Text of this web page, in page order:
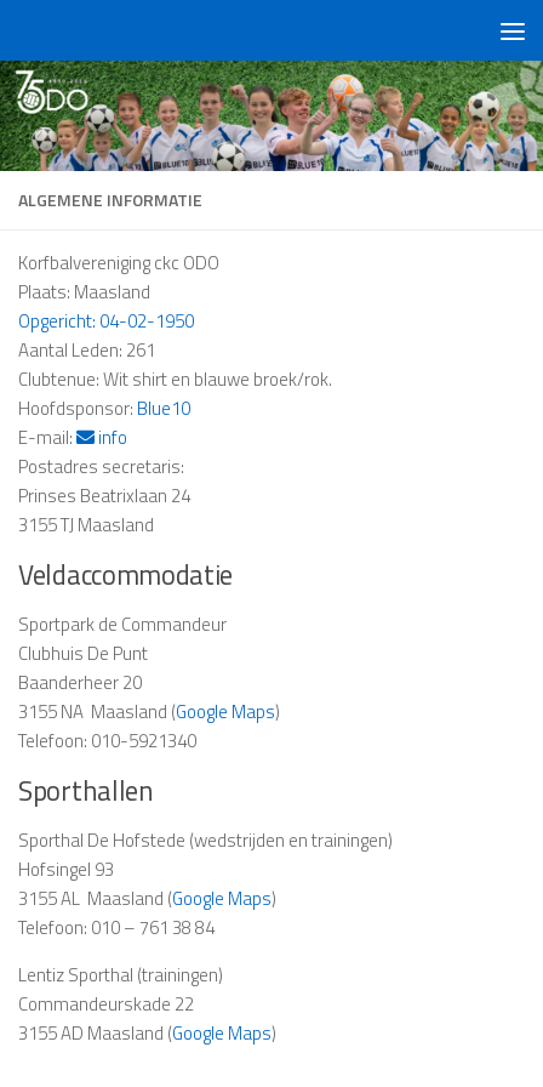
ALGEMENE INFORMATIE
Korfbalvereniging ckc ODO
Plaats: Maasland
Opgericht: 04-02-1950
Aantal Leden: 261
Clubtenue: Wit shirt en blauwe broek/rok.
Hoofdsponsor: Blue10
E-mail:
info
Postadres secretaris:
Prinses Beatrixlaan 24
3155 TJ Maasland
Veldaccommodatie
Sportpark de Commandeur
Clubhuis De Punt
Baanderheer 20
3155 NA Maasland (Google Maps)
Telefoon: 010-5921340
Sporthallen
Sporthal De Hofstede (wedstrijden en trainingen)
Hofsingel 93
3155 AL Maasland (Google Maps)
Telefoon: 010 – 761 38 84
Lentiz Sporthal (trainingen)
Commandeurskade 22
3155 AD Maasland (Google Maps)